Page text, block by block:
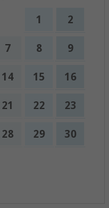
1 2
7 8 9
14 15 16
21 22 23
28 29 30